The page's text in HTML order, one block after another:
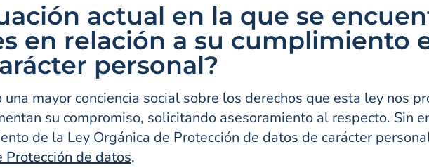
actual en la que se
en relación a su cumplimiento
personal?
mayor conciencia social sobre los derechos que esta ley nos
su compromiso, solicitando asesoramiento al respecto. Sin
de la Ley Orgánica de Protección de datos de carácter
Protección de datos,